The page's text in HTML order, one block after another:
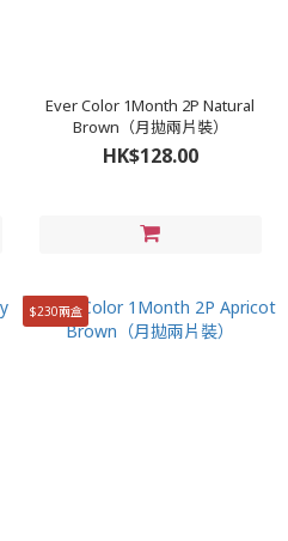
Ever Color 1Month 2P Natural
Brown（月拋兩片裝）
HK$128.00
$230兩盒